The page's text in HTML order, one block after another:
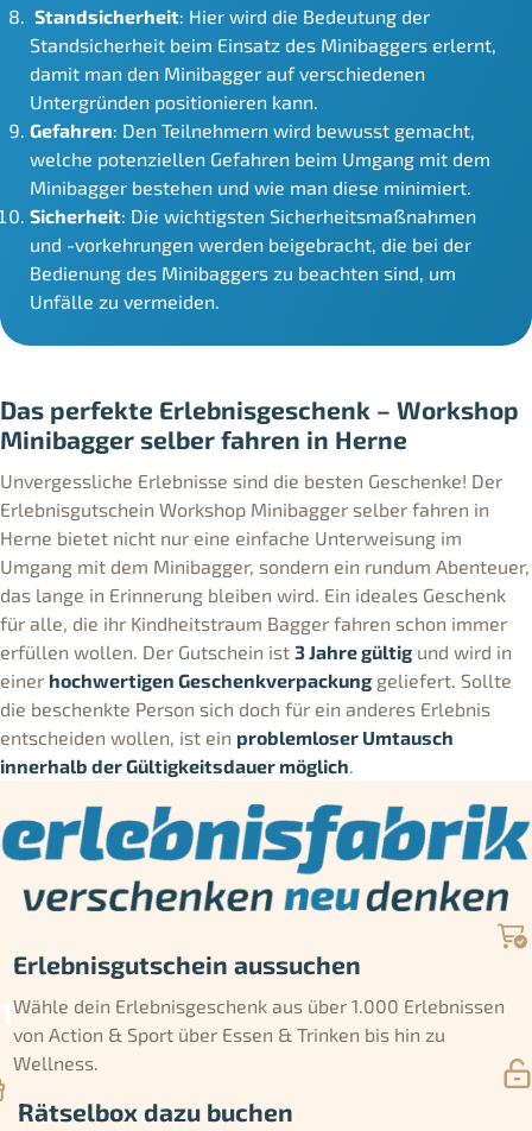
Standsicherheit: Hier wird die Bedeutung der
Standsicherheit beim Einsatz des Minibaggers erlernt,
damit man den Minibagger auf verschiedenen
Untergründen positionieren kann.
Gefahren: Den Teilnehmern wird bewusst gemacht,
welche potenziellen Gefahren beim Umgang mit dem
Minibagger bestehen und wie man diese minimiert.
Sicherheit: Die wichtigsten Sicherheitsmaßnahmen
und -vorkehrungen werden beigebracht, die bei der
Bedienung des Minibaggers zu beachten sind, um
Unfälle zu vermeiden.
Das perfekte Erlebnisgeschenk – Workshop
Minibagger selber fahren in Herne
Unvergessliche Erlebnisse sind die besten Geschenke! Der
Erlebnisgutschein Workshop Minibagger selber fahren in
Herne bietet nicht nur eine einfache Unterweisung im
Umgang mit dem Minibagger, sondern ein rundum Abenteuer,
das lange in Erinnerung bleiben wird. Ein ideales Geschenk
für alle, die ihr Kindheitstraum Bagger fahren schon immer
erfüllen wollen. Der Gutschein ist 3 Jahre gültig und wird in
einer hochwertigen Geschenkverpackung geliefert. Sollte
die beschenkte Person sich doch für ein anderes Erlebnis
entscheiden wollen, ist ein problemloser Umtausch
innerhalb der Gültigkeitsdauer möglich
Erlebnisgutschein aussuchen
Wähle dein Erlebnisgeschenk aus über 1.000 Erlebnissen
von Action & Sport über Essen & Trinken bis hin zu
Wellness.
Rätselbox dazu buchen